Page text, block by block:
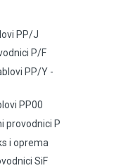
PP/J
P/F
PP/Y - PGP
PP00
P
PP/J
P/F
PP/Y -
PP00
provodnici P
i oprema
SiF